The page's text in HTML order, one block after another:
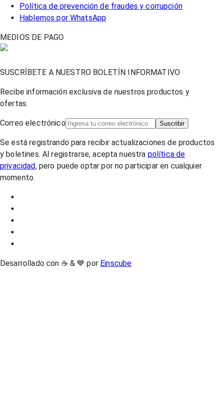
Política de prevención de fraudes y corrupción
Hablemos por WhatsApp
MEDIOS DE PAGO
SUSCRÍBETE A NUESTRO BOLETÍN INFORMATIVO
Recibe información exclusiva de nuestros productos y
ofertas.
Correo electrónico Suscribir
Se está registrando para recibir actualizaciones de productos
y boletines. Al registrarse, acepta nuestra política de
privacidad, pero puede optar por no participar en cualquier
momento.
Desarrollado con ☕ & 💙 por Einscube